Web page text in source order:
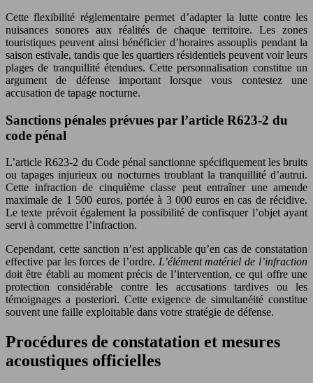
Cette flexibilité réglementaire permet d’adapter la lutte contre les
nuisances sonores aux réalités de chaque territoire. Les zones
touristiques peuvent ainsi bénéficier d’horaires assouplis pendant la
saison estivale, tandis que les quartiers résidentiels peuvent voir leurs
plages de tranquillité étendues. Cette personnalisation constitue un
argument de défense important lorsque vous contestez une
accusation de tapage nocturne.
Sanctions pénales prévues par l’article R623-2 du
code pénal
L’article R623-2 du Code pénal sanctionne spécifiquement les bruits
ou tapages injurieux ou nocturnes troublant la tranquillité d’autrui.
Cette infraction de cinquième classe peut entraîner une amende
maximale de 1 500 euros, portée à 3 000 euros en cas de récidive.
Le texte prévoit également la possibilité de confisquer l’objet ayant
servi à commettre l’infraction.
Cependant, cette sanction n’est applicable qu’en cas de constatation
effective par les forces de l’ordre. L’élément matériel de l’infraction
doit être établi au moment précis de l’intervention, ce qui offre une
protection considérable contre les accusations tardives ou les
témoignages a posteriori. Cette exigence de simultanéité constitue
souvent une faille exploitable dans votre stratégie de défense.
Procédures de constatation et mesures
acoustiques officielles